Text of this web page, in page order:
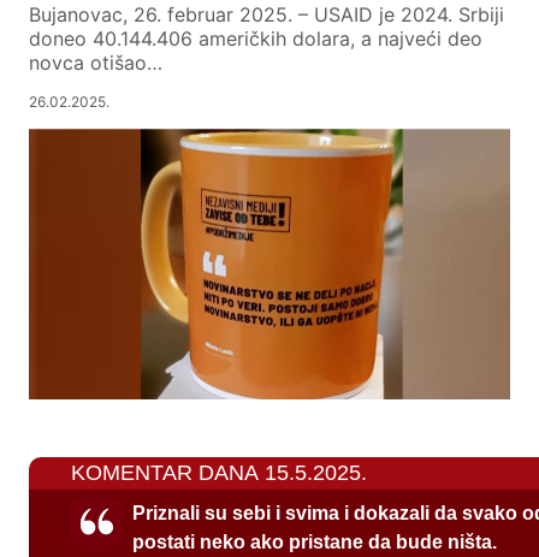
Bujanovac, 26. februar 2025. – USAID je 2024. Srbiji
doneo 40.144.406 američkih dolara, a najveći deo
novca otišao…
26.02.2025.
KOMENTAR DANA 15.5.2025.
Priznali su sebi i svima i dokazali da svako
postati neko ako pristane da bude ništa.